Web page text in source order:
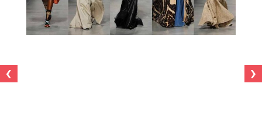
‹
›